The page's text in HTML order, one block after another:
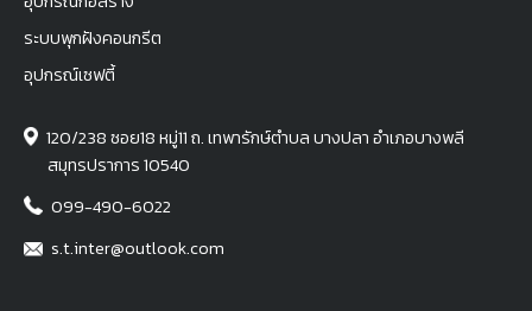
ระบบพุกฝังคอนกรีต
อุปกรณ์เซฟตี้
120/238 ซอย18 หมู่11 ถ. เทพารักษ์ตำบล บางปลา อำเภอบางพลี
สมุทรปราการ 10540
099-490-6022
s.t.inter@outlook.com